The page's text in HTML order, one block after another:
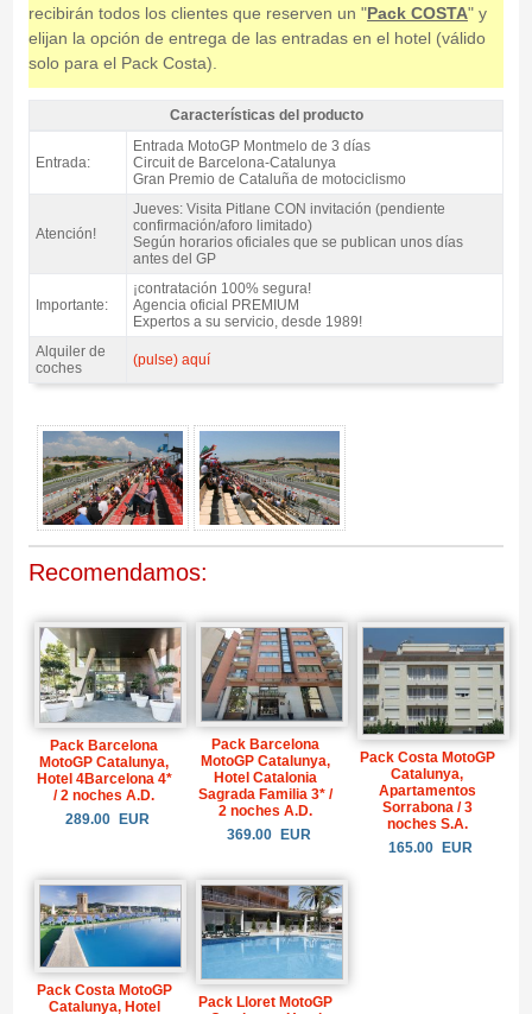
recibirán todos los clientes que reserven un "Pack COSTA" y
elijan la opción de entrega de las entradas en el hotel (válido
solo para el Pack Costa).
Entrada MotoGP Tribuna K, GP Catalunya 2027 - Características del
producto
Características del producto
Entrada:
Entrada MotoGP Montmelo de 3 días
Circuit de Barcelona-Catalunya
Gran Premio de Cataluña de motociclismo
Atención!
Jueves: Visita Pitlane CON invitación (pendiente
confirmación/aforo limitado)
Según horarios oficiales que se publican unos días
antes del GP
Importante:
¡contratación 100% segura!
Agencia oficial PREMIUM
Expertos a su servicio, desde 1989!
Alquiler de
coches
(pulse) aquí
Recomendamos:
Pack Barcelona
MotoGP Catalunya,
Hotel 4Barcelona 4*
/ 2 noches A.D.
289.00 EUR
Pack Barcelona
MotoGP Catalunya,
Hotel Catalonia
Sagrada Familia 3* /
2 noches A.D.
369.00
EUR
Pack Costa MotoGP
Catalunya,
Apartamentos
Sorrabona / 3
noches S.A.
165.00 EUR
Pack Costa MotoGP
Catalunya, Hotel
Pack Lloret MotoGP